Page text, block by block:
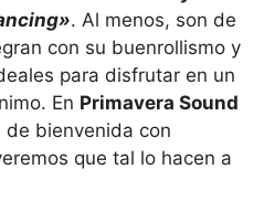
. Al menos, son de
con su buenrollismo y
para disfrutar en un
En Primavera Sound
de bienvenida con
que tal lo hacen a